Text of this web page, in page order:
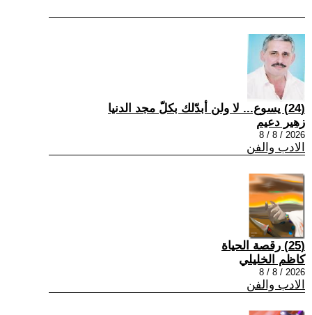
(24) يسوع... لا ولن أبدّلك بكلّ مجد الدنيا
زهير دعيم
2026 / 8 / 8
الادب والفن
(25) رقصة الحياة
كاظم الخليلي
2026 / 8 / 8
الادب والفن